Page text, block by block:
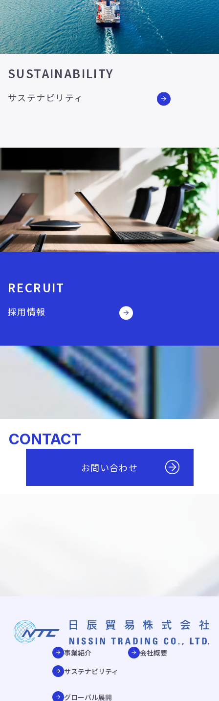
SUSTAINABILITY
サステナビリティ
RECRUIT
採用情報
CONTACT
お問い合わせ
事業紹介 会社概要
グローバル展開
サステナビリティ